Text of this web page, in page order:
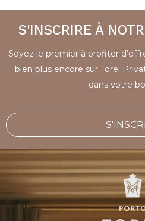
S'INSCRIRE À
Soyez le premier à profiter
bien plus encore sur Torel
dans votre